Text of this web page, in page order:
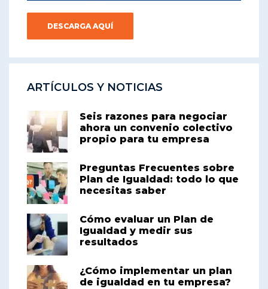
DESCARGA AQUÍ
ARTÍCULOS Y NOTICIAS
Seis razones para negociar
ahora un convenio colectivo
propio para tu empresa
Preguntas Frecuentes sobre
Plan de Igualdad: todo lo que
necesitas saber
Cómo evaluar un Plan de
Igualdad y medir sus
resultados
¿Cómo implementar un plan
de igualdad en tu empresa?